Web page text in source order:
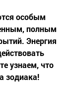
особым
полным
Энергия
узнаем, что
зодиака!